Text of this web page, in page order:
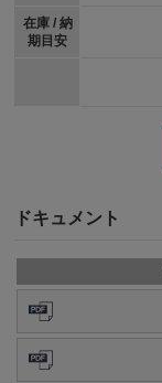
在庫 / 納
期目安
ドキュメント